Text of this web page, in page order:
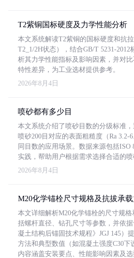
T2紫铜国标硬度及力学性能分析
本文系统解读T2紫铜的国标硬度和抗
T2_1/2H状态），结合GB/T 5231-2012
析其力学性能指标及影响因素，并对
特性差异，为工业选材提供参考。
2026年8月4日
喷砂都有多少目
本文系统介绍了喷砂目数的分级标准
喷砂200目对应的表面粗糙度（Ra 3.2-
同目数的应用场景。数据来源包括ISO
实践，帮助用户根据需求选择合适的喷
2026年8月4日
M20化学锚栓尺寸规格及抗拔承
本文详细解析M20化学锚栓的尺寸规
括螺杆直径、钻孔尺寸等参数，并依
凝土结构后锚固技术规程》JGJ 145）
方法和典型数值（如混凝土强度C30下
内容涵盖安装要点、性能影响因素及